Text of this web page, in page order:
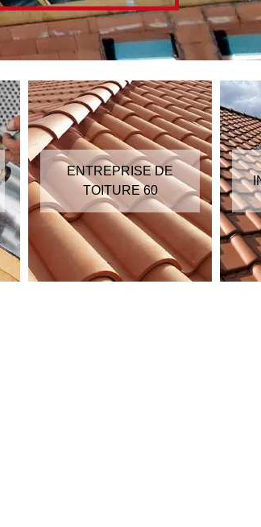
ENTREPRISE DE
TOITURE 60